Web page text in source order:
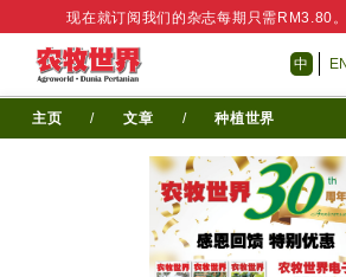
现在就订阅我们的杂志每期只需RM3.80
中 EN
主页 / 文章 / 种植世界